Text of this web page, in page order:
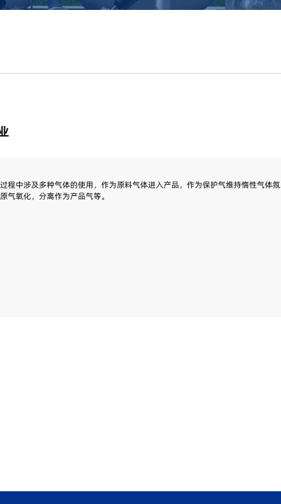
程中涉及多种气体的使用，作为原料气体进入产品，作为保护气维持惰性气体氛
气氧化，分离作为产品气等。